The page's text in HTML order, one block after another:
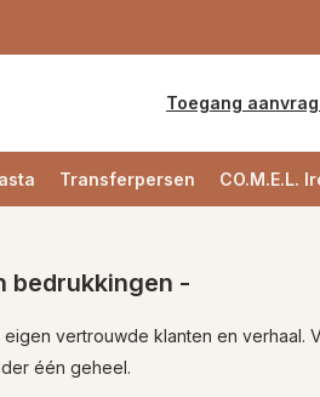
Toegang
Transferpersen CO.M.E.L.
bedrukkingen -
vertrouwde klanten en verhaal.
één geheel.